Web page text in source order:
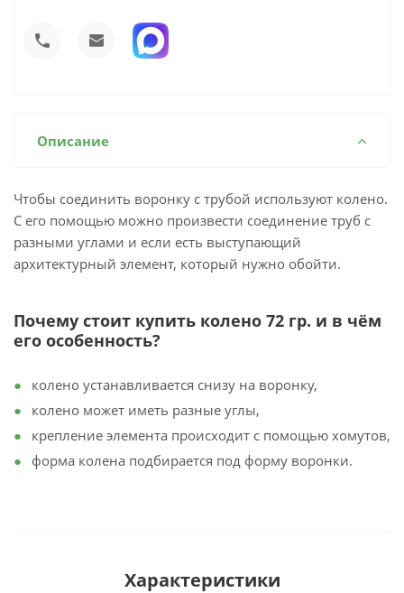
Описание
Чтобы соединить воронку с трубой используют колено.
С его помощью можно произвести соединение труб с
разными углами и если есть выступающий
архитектурный элемент, который нужно обойти.
Почему стоит купить колено 72 гр. и в чём
его особенность?
колено устанавливается снизу на воронку,
колено может иметь разные углы,
крепление элемента происходит с помощью хомутов,
форма колена подбирается под форму воронки.
Характеристики